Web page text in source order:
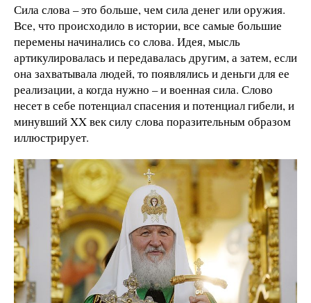
Сила слова – это больше, чем сила денег или оружия.
Все, что происходило в истории, все самые большие
перемены начинались со слова. Идея, мысль
артикулировалась и передавалась другим, а затем, если
она захватывала людей, то появлялись и деньги для ее
реализации, а когда нужно – и военная сила. Слово
несет в себе потенциал спасения и потенциал гибели, и
минувший XX век силу слова поразительным образом
иллюстрирует.